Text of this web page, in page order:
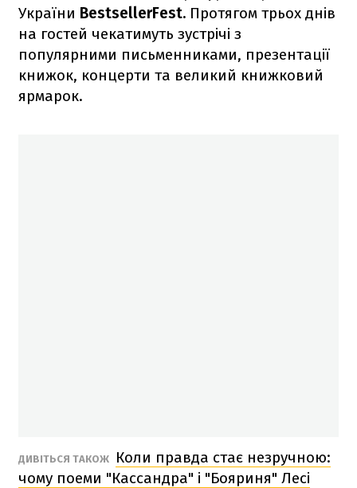
України BestsellerFest. Протягом трьох днів
на гостей чекатимуть зустрічі з
популярними письменниками, презентації
книжок, концерти та великий книжковий
ярмарок.
ДИВІТЬСЯ ТАКОЖ
Коли правда стає незручною:
чому поеми "Кассандра" і "Бояриня" Лесі